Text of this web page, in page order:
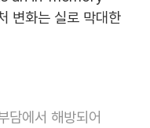
변화는 실로 막대한
담에서 해방되어